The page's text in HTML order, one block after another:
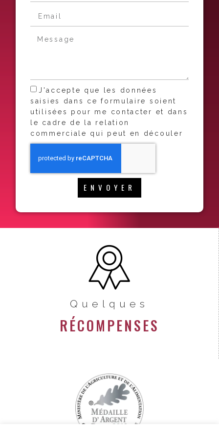
J'accepte que les données
saisies dans ce formulaire soient
utilisées pour me contacter et dans
le cadre de la relation
commerciale qui peut en découler
ENVOYER
Quelques
RÉCOMPENSES